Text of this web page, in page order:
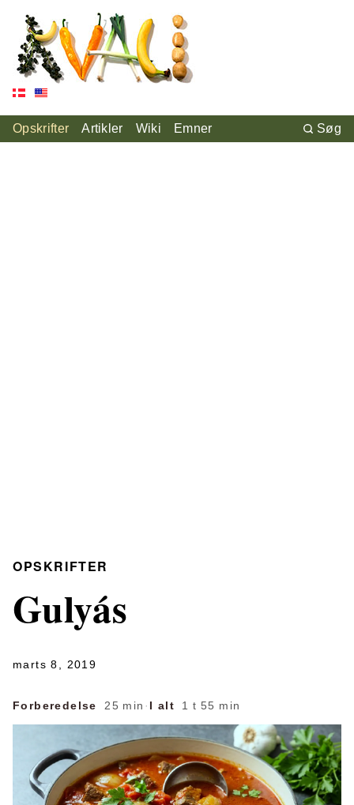
Opskrifter Artikler Wiki Emner Søg
OPSKRIFTER
Gulyás
marts 8, 2019
Forberedelse 25 min · I alt 1 t 55 min